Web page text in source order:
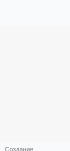
Создание